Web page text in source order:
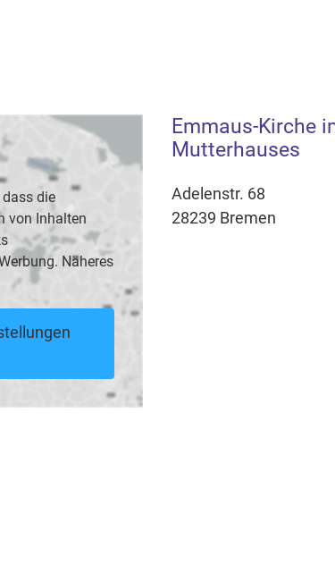
dass die
von Inhalten
Näheres
Emmaus-Kirche
Mutterhauses
Adelenstr. 68
28239 Bremen